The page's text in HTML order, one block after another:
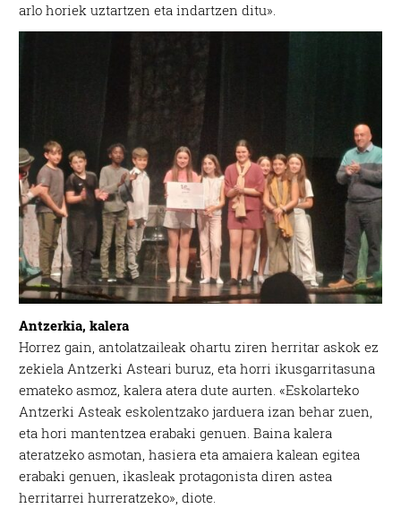
arlo horiek uztartzen eta indartzen ditu».
Antzerkia, kalera
Horrez gain, antolatzaileak ohartu ziren herritar askok ez
zekiela Antzerki Asteari buruz, eta horri ikusgarritasuna
emateko asmoz, kalera atera dute aurten. «Eskolarteko
Antzerki Asteak eskolentzako jarduera izan behar zuen,
eta hori mantentzea erabaki genuen. Baina kalera
ateratzeko asmotan, hasiera eta amaiera kalean egitea
erabaki genuen, ikasleak protagonista diren astea
herritarrei hurreratzeko», diote.